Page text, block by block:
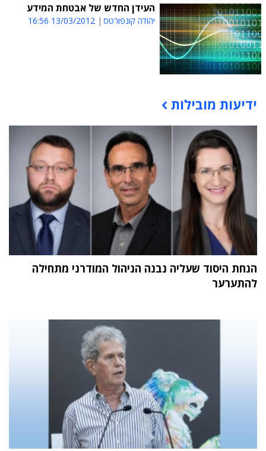
העידן החדש של אבטחת המידע
יהודה קונפורטס 13/03/2012 16:56
תוכן פרסומי
ידיעות מובילות
הנחת היסוד שעליה נבנה הניהול המודרני מתחילה
להתערער